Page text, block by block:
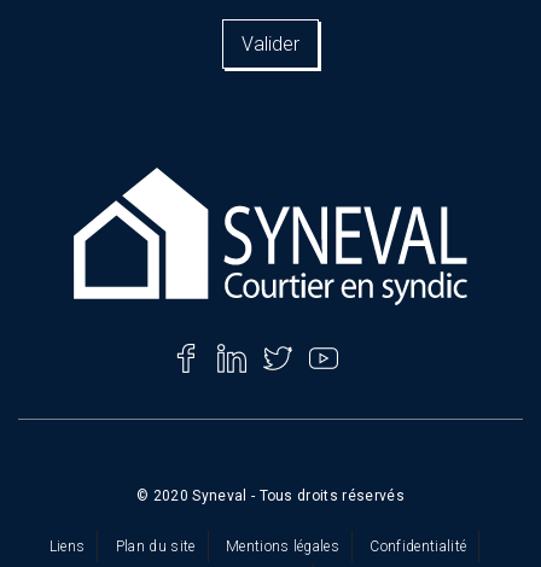
ici
© 2020 Syneval - Tous droits réservés
Liens Plan du site Mentions légales Confidentialité